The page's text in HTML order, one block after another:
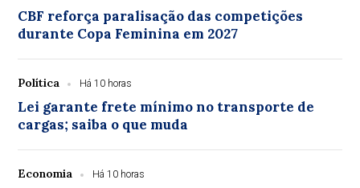
CBF reforça paralisação das competições
durante Copa Feminina em 2027
Política Há 10 horas
Lei garante frete mínimo no transporte de
cargas; saiba o que muda
Economia Há 10 horas